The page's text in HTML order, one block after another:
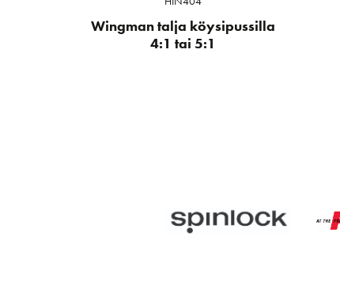
Wingman talja köysipussilla
4:1 tai 5:1